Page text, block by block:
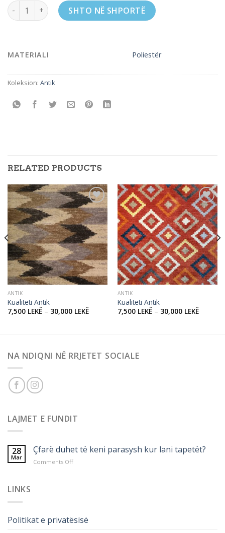
Kualiteti Antik quantitySHTO NË SHPORTË
MATERIALI Poliestër
Koleksion: Antik
RELATED PRODUCTS
Add to
wishlist
ANTIK
Kualiteti Antik
7,500 LEKË– 30,000 LEKË
Add to
wishlist
ANTIK
Kualiteti Antik
7,500 LEKË– 30,000 LEKË
NA NDIQNI NË RRJETET SOCIALE
LAJMET E FUNDIT
28
Mar
Çfarë duhet të keni parasysh kur lani tapetët?
Comments Offon
lani
LINKS
Politikat e privatësisë